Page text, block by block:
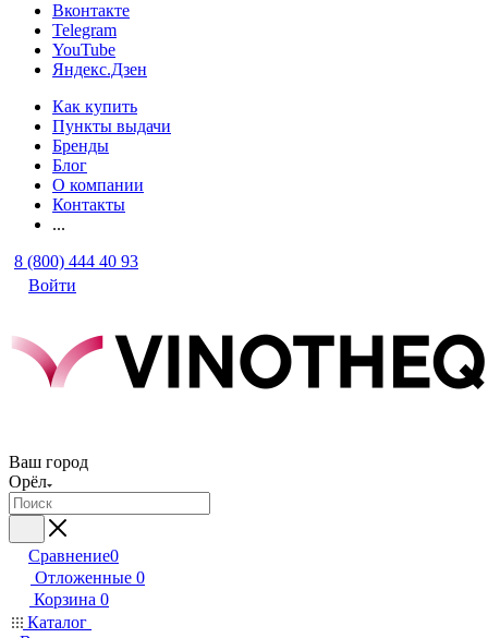
Вконтакте
Telegram
YouTube
Яндекс.Дзен
Как купить
Пункты выдачи
Бренды
Блог
О компании
Контакты
...
8 (800) 444 40 93
Войти
Ваш город
Орёл
Сравнение0
Отложенные 0
Корзина 0
Каталог